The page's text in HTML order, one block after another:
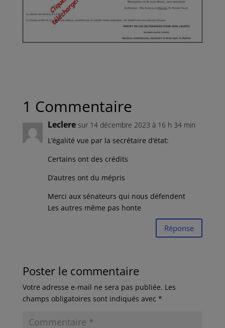
1 Commentaire
Leclere sur 14 décembre 2023 à 16 h 34 min
L’égalité vue par la secrétaire d’état:
Certains ont des crédits
D’autres ont du mépris
Merci aux sénateurs qui nous défendent
Les autres même pas honte
Réponse
Poster le commentaire
Votre adresse e-mail ne sera pas publiée. Les
champs obligatoires sont indiqués avec *